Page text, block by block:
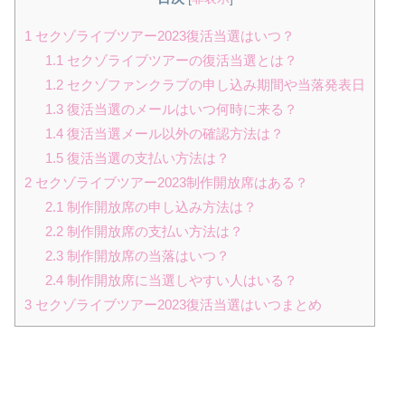
1 セクゾライブツアー2023復活当選はいつ？
1.1 セクゾライブツアーの復活当選とは？
1.2セクゾファンクラブの申し込み期間や当落発表日
1.3復活当選のメールはいつ何時に来る？
1.4復活当選メール以外の確認方法は？
1.5復活当選の支払い方法は？
2 セクゾライブツアー2023制作開放席はある？
2.1 制作開放席の申し込み方法は？
2.2制作開放席の支払い方法は？
2.3制作開放席の当落はいつ？
2.4制作開放席に当選しやすい人はいる？
3 セクゾライブツアー2023復活当選はいつまとめ